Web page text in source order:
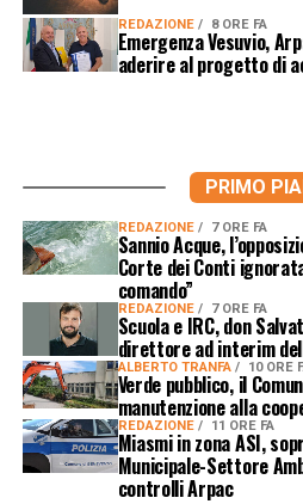
REDAZIONE 8 ORE FA
Emergenza Vesuvio,
aderire al progetto di
PRIMO
REDAZIONE 7 ORE FA
Sannio Acque,
Corte dei Conti
comando”
REDAZIONE 7 ORE FA
Scuola e IRC, don
direttore ad interim
ALBERTO TRANFA 10 ORE
Verde pubblico, il
manutenzione alla
REDAZIONE 11 ORE FA
Miasmi in zona ASI,
Municipale-Settore
controlli Arpac